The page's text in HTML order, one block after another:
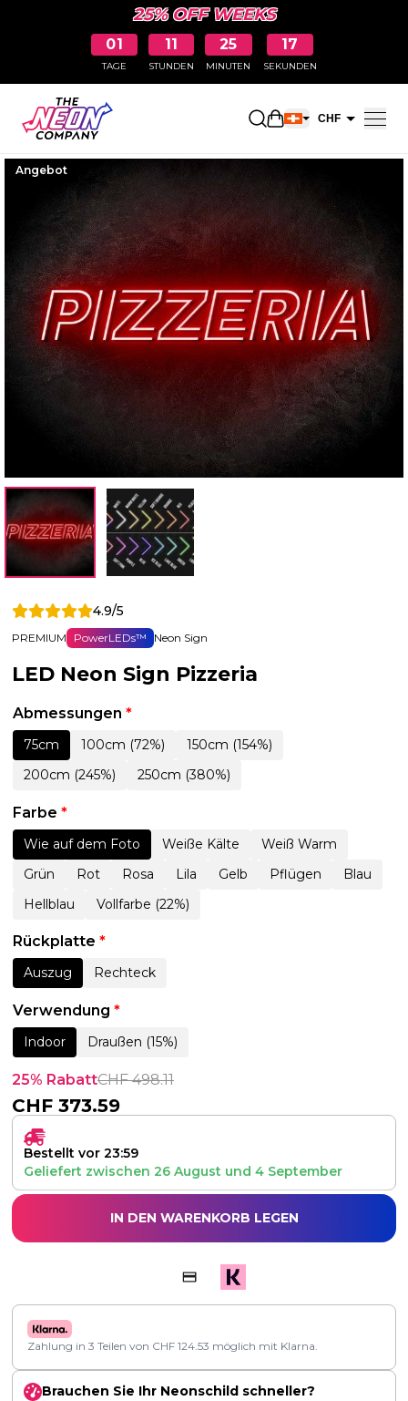
25% OFF WEEKS
01
TAGE
11
STUNDEN
25
MINUTEN
16
SEKUNDEN
Einkaufswagen
CHF
Angebot
4.9/5
PREMIUM PowerLEDs™ Neon Sign
LED Neon Sign Pizzeria
Abmessungen *
75cm 100cm (72%)
150cm (154%)
200cm (245%)
250cm (380%)
Farbe *
Wie auf dem Foto Weiße Kälte
Weiß Warm
Grün
Rot Rosa Lila Gelb Pflügen
Blau
Hellblau
Vollfarbe (22%)
Rückplatte *
Auszug Rechteck
Verwendung *
Indoor Draußen (15%)
25% RabattCHF498.11
CHF 373.59
Bestellt vor 23:59
Geliefert zwischen 26 August und 4 September
IN DEN WARENKORB LEGEN
Zahlung in 3 Teilen von CHF 124.53 möglich mit Klarna.
Brauchen Sie Ihr Neonschild schneller?